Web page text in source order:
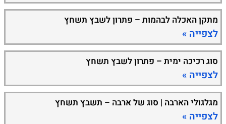
מתקן האכלה לבהמות – פתרון לשבץ תשחץ
לצפייה »
סוג רכיכה ימית – פתרון לשבץ תשחץ
לצפייה »
מגלגולי הארבה | סוג של ארבה – תשבץ תשחץ
לצפייה »